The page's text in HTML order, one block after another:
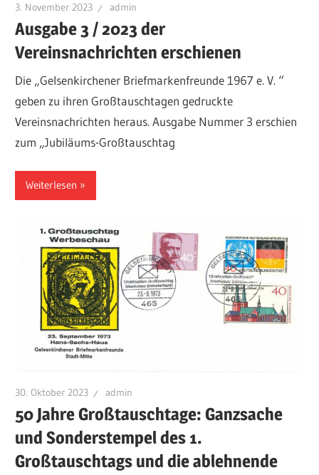
3. November 2023 admin
Ausgabe 3 / 2023 der
Vereinsnachrichten erschienen
Die „Gelsenkirchener Briefmarkenfreunde 1967 e. V. “
geben zu ihren Großtauschtagen gedruckte
Vereinsnachrichten heraus. Ausgabe Nummer 3 erschien
zum „Jubiläums-Großtauschtag
Weiterlesen
30. Oktober 2023 admin
50 Jahre Großtauschtage: Ganzsache
und Sonderstempel des 1.
Großtauschtags und die ablehnende